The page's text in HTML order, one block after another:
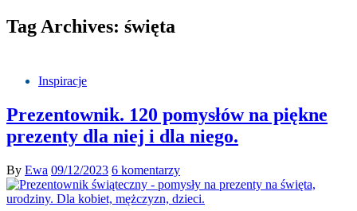
Tag Archives: święta
Inspiracje
Prezentownik. 120 pomysłów na piękne
prezenty dla niej i dla niego.
By Ewa 09/12/2023 6 komentarzy